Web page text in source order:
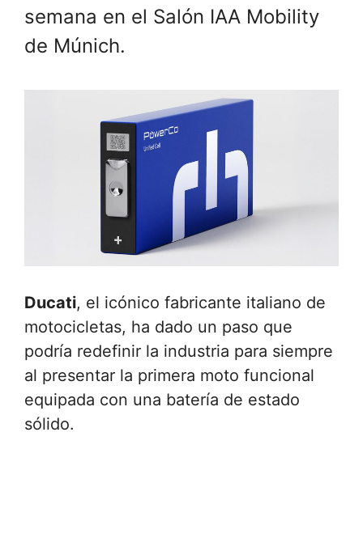
semana en el Salón IAA Mobility
de Múnich.
Ducati, el icónico fabricante italiano de
motocicletas, ha dado un paso que
podría redefinir la industria para siempre
al presentar la primera moto funcional
equipada con una batería de estado
sólido.